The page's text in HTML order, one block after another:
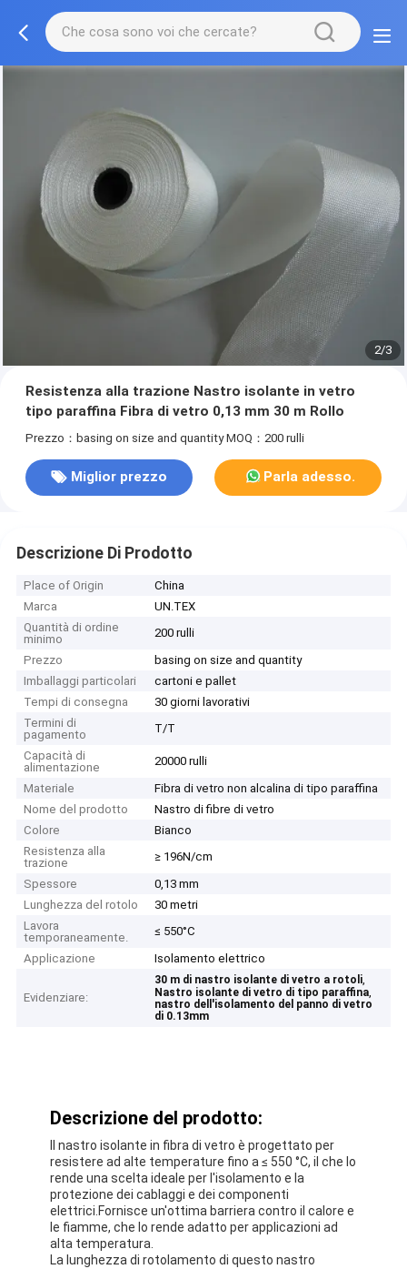
2/3
Resistenza alla trazione Nastro isolante in vetro
tipo paraffina Fibra di vetro 0,13 mm 30 m Rollo
Prezzo：basing on size and quantity MOQ：200 rulli
Miglior prezzo Parla adesso.
Descrizione Di Prodotto
Place of Origin
China
Marca
UN.TEX
Quantità di ordine
minimo
200 rulli
Prezzo
basing on size and quantity
Imballaggi particolari
cartoni e pallet
Tempi di consegna
30 giorni lavorativi
Termini di
pagamento
T/T
Capacità di
alimentazione
20000 rulli
Materiale
Fibra di vetro non alcalina di tipo paraffina
Nome del prodotto
Nastro di fibre di vetro
Colore
Bianco
Resistenza alla
trazione
≥ 196N/cm
Spessore
0,13 mm
Lunghezza del rotolo
30 metri
Lavora
temporaneamente.
≤ 550°C
Applicazione
Isolamento elettrico
Evidenziare:
30 m di nastro isolante di vetro a rotoli,
Nastro isolante di vetro di tipo paraffina,
nastro dell'isolamento del panno di vetro
di 0.13mm
Descrizione del prodotto:
Il nastro isolante in fibra di vetro è progettato per
resistere ad alte temperature fino a ≤ 550 °C, il che lo
rende una scelta ideale per l'isolamento e la
protezione dei cablaggi e dei componenti
elettrici.Fornisce un'ottima barriera contro il calore e
le fiamme, che lo rende adatto per applicazioni ad
alta temperatura.
La lunghezza di rotolamento di questo nastro